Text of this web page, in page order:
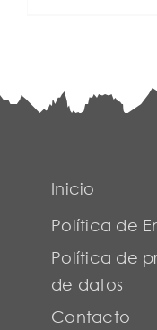
Inicio
Política de
Política de
de datos
Contacto